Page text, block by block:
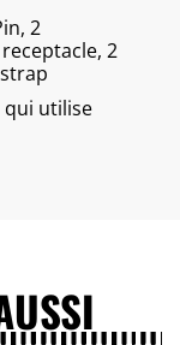
2
2
qui utilise